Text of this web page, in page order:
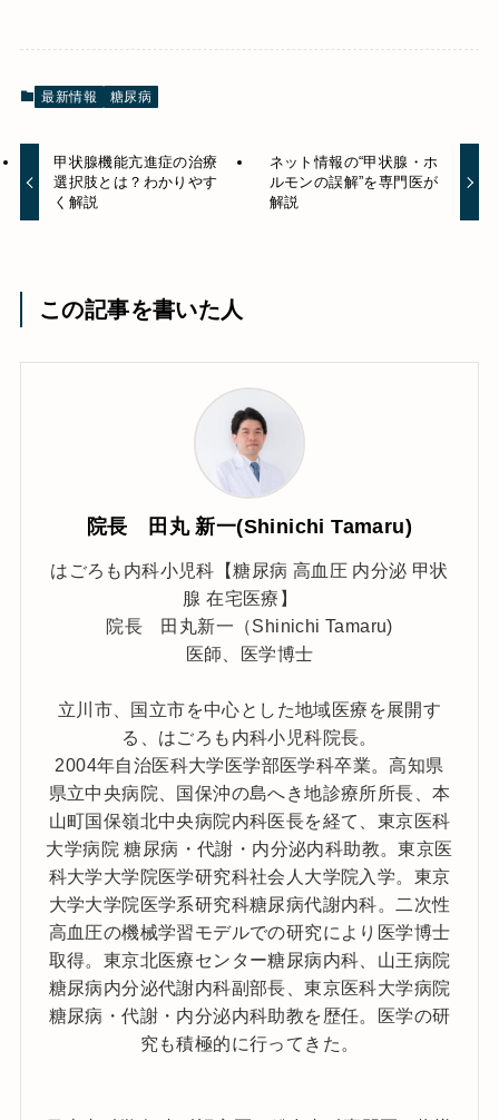
最新情報 糖尿病
甲状腺機能亢進症の治療
選択肢とは？わかりやす
く解説
ネット情報の“甲状腺・ホ
ルモンの誤解”を専門医が
解説
この記事を書いた人
院長 田丸 新一(Shinichi Tamaru)
はごろも内科小児科【糖尿病 高血圧 内分泌 甲状
腺 在宅医療】
院長 田丸新一（Shinichi Tamaru)
医師、医学博士
立川市、国立市を中心とした地域医療を展開す
る、はごろも内科小児科院長。
2004年自治医科大学医学部医学科卒業。高知県
県立中央病院、国保沖の島へき地診療所所長、本
山町国保嶺北中央病院内科医長を経て、東京医科
大学病院 糖尿病・代謝・内分泌内科助教。東京医
科大学大学院医学研究科社会人大学院入学。東京
大学大学院医学系研究科糖尿病代謝内科。二次性
高血圧の機械学習モデルでの研究により医学博士
取得。東京北医療センター糖尿病内科、山王病院
糖尿病内分泌代謝内科副部長、東京医科大学病院
糖尿病・代謝・内分泌内科助教を歴任。医学の研
究も積極的に行ってきた。